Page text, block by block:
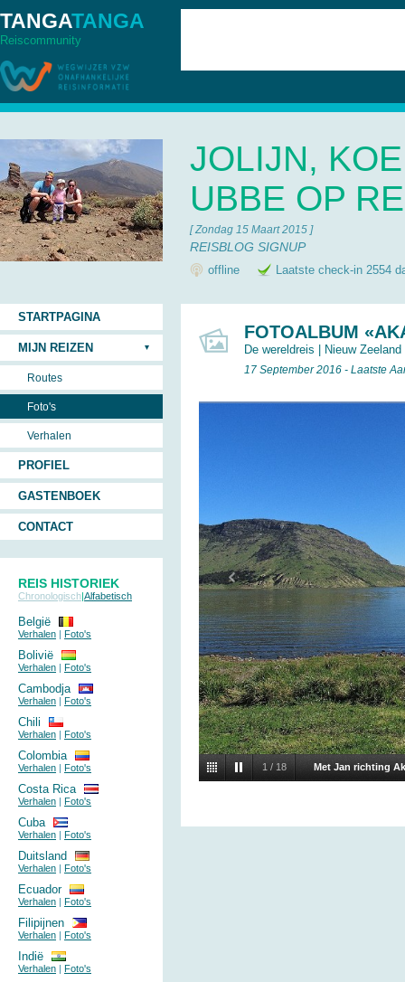
TANGATANGA
Reiscommunity
JOLIJN,
UBBE OP
[ Zondag 15 Maart 2015 ]
REISBLOG SIGNUP
offline Laatste check-in 2554
FOTOALBUM
De wereldreis Nieuw Zeeland
17 September 2016 - Laatste
1 / 18 Met Jan richting
STARTPAGINA
MIJN REIZEN
Routes
Foto's
Verhalen
PROFIEL
GASTENBOEK
CONTACT
REIS HISTORIEK
Chronologisch|Alfabetisch
België
Verhalen | Foto's
Bolivië
Verhalen | Foto's
Cambodja
Verhalen | Foto's
Chili
Verhalen | Foto's
Colombia
Verhalen | Foto's
Costa Rica
Verhalen | Foto's
Cuba
Verhalen | Foto's
Duitsland
Verhalen | Foto's
Ecuador
Verhalen | Foto's
Filipijnen
Verhalen | Foto's
Indië
Verhalen | Foto's